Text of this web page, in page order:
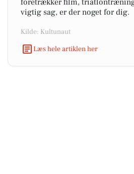
foretrækker film,
vigtig sag, er der noget for dig.
Kilde: Kultunaut
Læs hele artiklen her